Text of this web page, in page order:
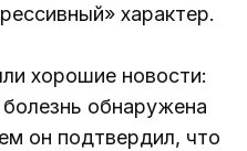
характер.
хорошие новости:
обнаружена
он подтвердил, что